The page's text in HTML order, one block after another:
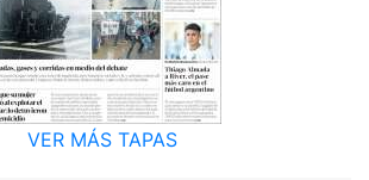
VER MÁS TAPAS